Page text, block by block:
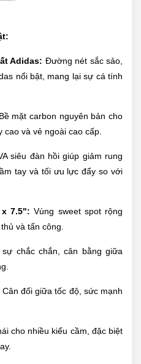
Adidas: Đường nét sắc sảo,
nổi bật, mang lại sự cá tính
Bề mặt carbon nguyên bản cho
và vẻ ngoài cao cấp.
siêu đàn hồi giúp giảm rung
tay và tối ưu lực đẩy so với
7.5": Vùng sweet spot rộng
và tấn công.
sự chắc chắn, cân bằng giữa
Cân đối giữa tốc độ, sức mạnh
cho nhiều kiểu cầm, đặc biệt